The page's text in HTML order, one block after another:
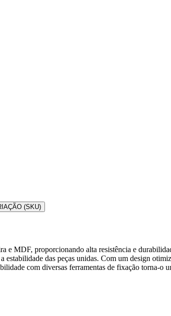
(SKU)
MDF, proporcionando alta resistência e
estabilidade das peças unidas. Com um design
com diversas ferramentas de fixação torna-o